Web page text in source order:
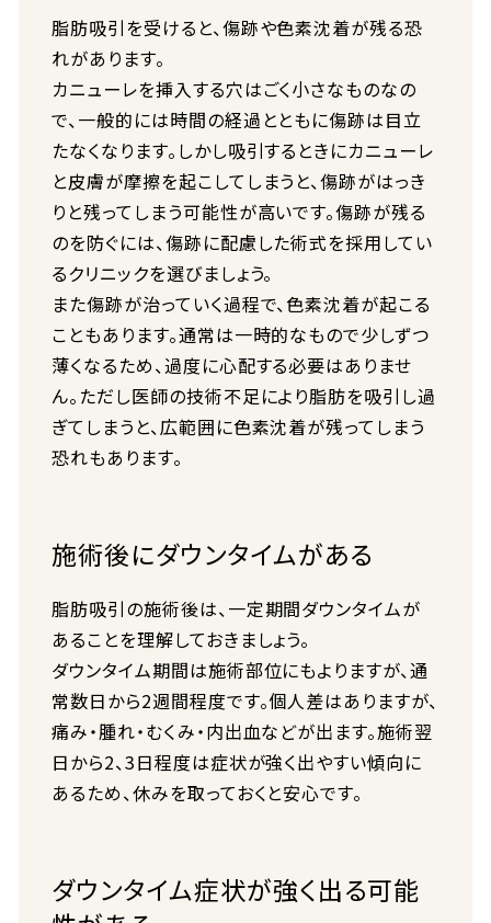
脂肪吸引を受けると、傷跡や色素沈着が残る恐
れがあります。
カニューレを挿入する穴はごく小さなものなの
で、一般的には時間の経過とともに傷跡は目立
たなくなります。しかし吸引するときにカニューレ
と皮膚が摩擦を起こしてしまうと、傷跡がはっき
りと残ってしまう可能性が高いです。傷跡が残る
のを防ぐには、傷跡に配慮した術式を採用してい
るクリニックを選びましょう。
また傷跡が治っていく過程で、色素沈着が起こる
こともあります。通常は一時的なもので少しずつ
薄くなるため、過度に心配する必要はありませ
ん。ただし医師の技術不足により脂肪を吸引し過
ぎてしまうと、広範囲に色素沈着が残ってしまう
恐れもあります。
施術後にダウンタイムがある
脂肪吸引の施術後は、一定期間ダウンタイムが
あることを理解しておきましょう。
ダウンタイム期間は施術部位にもよりますが、通
常数日から2週間程度です。個人差はありますが、
痛み・腫れ・むくみ・内出血などが出ます。施術翌
日から2、3日程度は症状が強く出やすい傾向に
あるため、休みを取っておくと安心です。
ダウンタイム症状が強く出る可能